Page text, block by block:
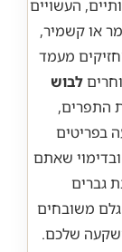
העשויים
או קשמיר,
מעמד
לבוש
התפרים,
בפריטים
שאתם
גברים
גלם משובחים
שלכם.